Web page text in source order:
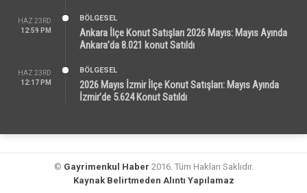
HAZ 23RD
12:59 PM
BÖLGESEL
Ankara İlçe Konut Satışları 2026 Mayıs: Mayıs Ayında
Ankara’da 8.021 konut Satıldı
HAZ 23RD
12:17 PM
BÖLGESEL
2026 Mayıs İzmir İlçe Konut Satışları: Mayıs Ayında
İzmir’de 5.624 Konut Satıldı
© Gayrimenkul Haber 2016. Tüm Hakları Saklıdır.
Kaynak Belirtmeden Alıntı Yapılamaz